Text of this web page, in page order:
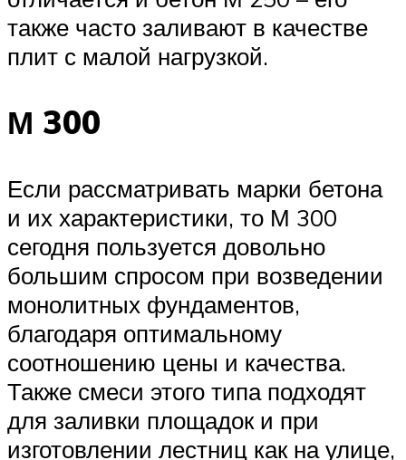
также часто заливают в качестве
плит с малой нагрузкой.
М 300
Если рассматривать марки бетона
и их характеристики, то М 300
сегодня пользуется довольно
большим спросом при возведении
монолитных фундаментов,
благодаря оптимальному
соотношению цены и качества.
Также смеси этого типа подходят
для заливки площадок и при
изготовлении лестниц как на улице,